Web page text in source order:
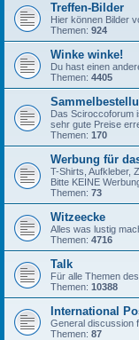
Treffen-Bilder
Hier können Bilder
Themen: 924
Winke winke!
Du hast einen
Themen: 4405
Das Sciroccoforum
sehr gute Preise
Themen: 170
Werbung für
T-Shirts, Aufkleber,
Bitte KEINE
Themen: 73
Witzeecke
Alles was lustig
Themen: 4716
Talk
Für alle Themen
Themen: 10388
International
General discussion
Themen: 87